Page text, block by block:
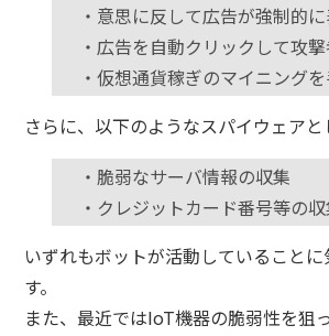
・意思に反して広告が強制的
・広告を自動クリックして攻
・仮想通貨稼ぎのマイニング
さらに、以下のようなスパイウェアと
・脆弱なサーバ情報の収集
・クレジットカード番号等の
いずれもボットが活動していること
す。
また、最近ではIoT機器の脆弱性を狙